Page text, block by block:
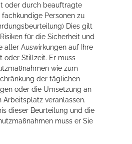
das rauschende Meer im
die pure Entspannung auf der
oder durch beauftragte
Personen zu
Dies gilt
für die Sicherheit und
aller Auswirkungen auf Ihre
oder Stillzeit. Er muss
wie zum
der täglichen
oder die Umsetzung an
Arbeitsplatz veranlassen.
dieser Beurteilung und die
muss er Sie